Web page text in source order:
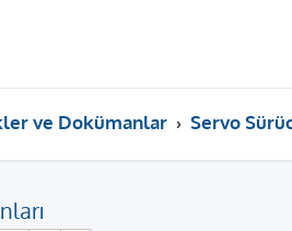
ve Dokümanlar Servo